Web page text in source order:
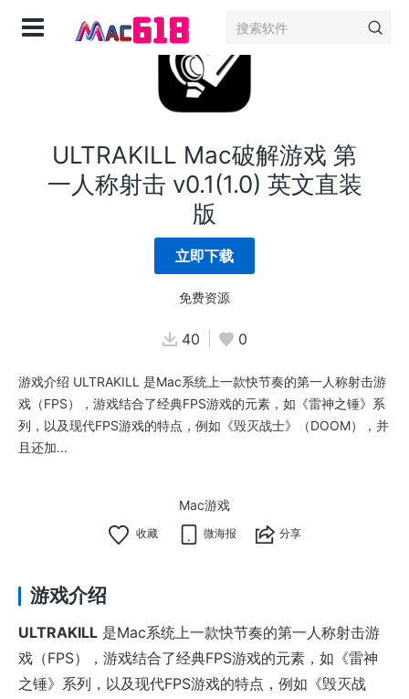
ULTRAKILL Mac破解游戏 第
一人称射击 v0.1(1.0) 英文直装
版
立即下载
免费资源
40 0
游戏介绍 ULTRAKILL 是Mac系统上一款快节奏的第一人称射击游
戏（FPS），游戏结合了经典FPS游戏的元素，如《雷神之锤》系
列，以及现代FPS游戏的特点，例如《毁灭战士》（DOOM），并
且还加...
Mac游戏
微海报 分享
游戏介绍
ULTRAKILL 是Mac系统上一款快节奏的第一人称射击游
戏（FPS），游戏结合了经典FPS游戏的元素，如《雷神
之锤》系列，以及现代FPS游戏的特点，例如《毁灭战